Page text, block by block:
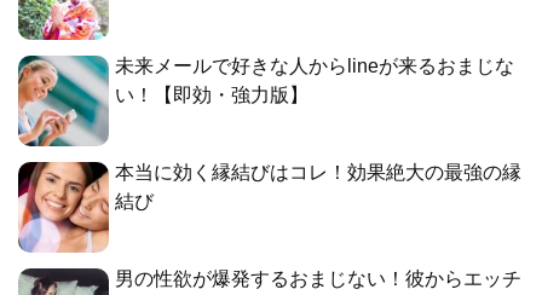
未来メールで好きな人からlineが来るおまじな
い！【即効・強力版】
本当に効く縁結びはコレ！効果絶大の最強の縁
結び
男の性欲が爆発するおまじない！彼からエッチ